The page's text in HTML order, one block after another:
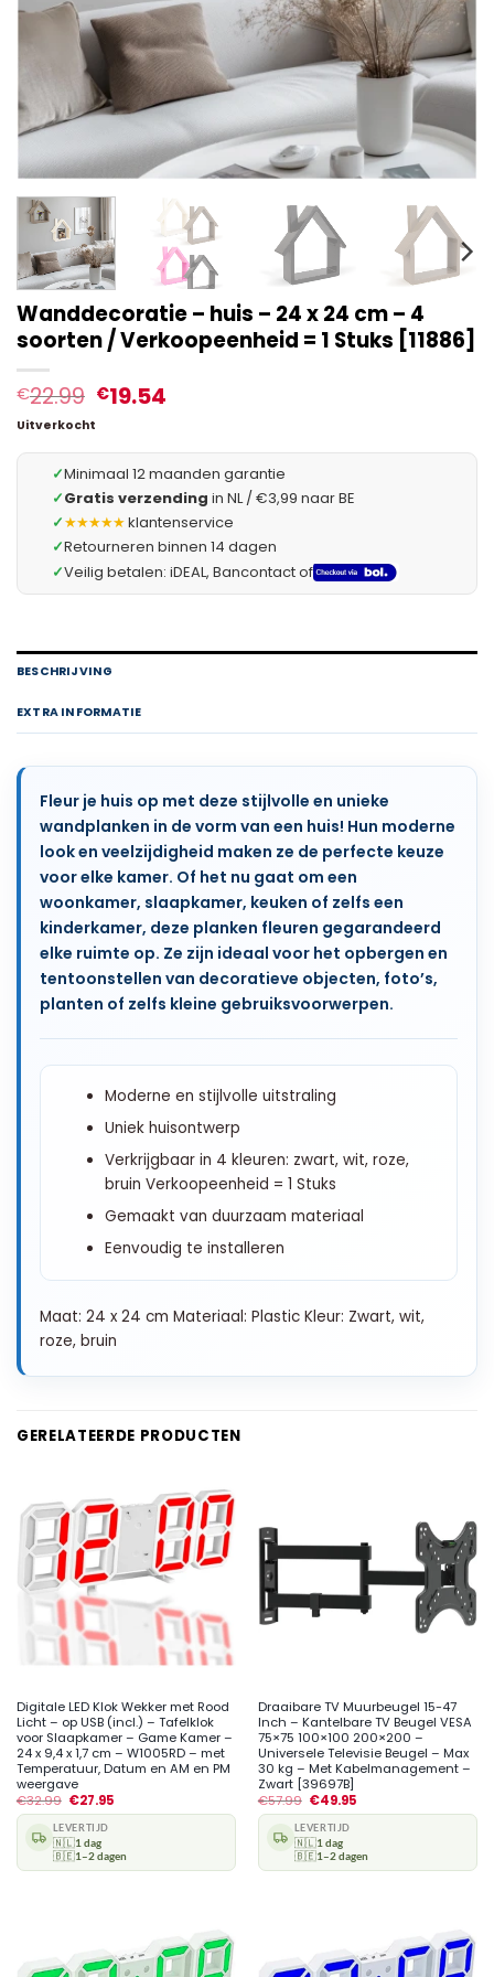
Wanddecoratie – huis – 24 x 24 cm – 4
soorten / Verkoopeenheid = 1 Stuks [11886]
€22.99 €19.54
Uitverkocht
✓Minimaal 12 maanden garantie
✓Gratis verzending in NL / €3,99 naar BE
✓★★★★★klantenservice
✓Retourneren binnen 14 dagen
✓Veilig betalen: iDEAL, Bancontact of
BESCHRIJVING
EXTRA INFORMATIE
Fleur je huis op met deze stijlvolle en unieke
wandplanken in de vorm van een huis! Hun moderne
look en veelzijdigheid maken ze de perfecte keuze
voor elke kamer. Of het nu gaat om een
woonkamer, slaapkamer, keuken of zelfs een
kinderkamer, deze planken fleuren gegarandeerd
elke ruimte op. Ze zijn ideaal voor het opbergen en
tentoonstellen van decoratieve objecten, foto’s,
planten of zelfs kleine gebruiksvoorwerpen.
Moderne en stijlvolle uitstraling
Uniek huisontwerp
Verkrijgbaar in 4 kleuren: zwart, wit, roze,
bruin Verkoopeenheid = 1 Stuks
Gemaakt van duurzaam materiaal
Eenvoudig te installeren
Maat: 24 x 24 cm Materiaal: Plastic Kleur: Zwart, wit,
roze, bruin
GERELATEERDE PRODUCTEN
Digitale LED Klok Wekker met Rood
Licht – op USB (incl.) – Tafelklok
voor Slaapkamer – Game Kamer –
24 x 9,4 x 1,7 cm – W1005RD – met
Temperatuur, Datum en AM en PM
weergave
€32.99 €27.95
LEVERTIJD
🇳🇱1 dag
🇧🇪1–2 dagen
Draaibare TV Muurbeugel 15-47
Inch – Kantelbare TV Beugel VESA
75×75 100×100 200×200 –
Universele Televisie Beugel – Max
30 kg – Met Kabelmanagement –
Zwart [39697B]
€57.99 €49.95
LEVERTIJD
🇳🇱1 dag
🇧🇪1–2 dagen